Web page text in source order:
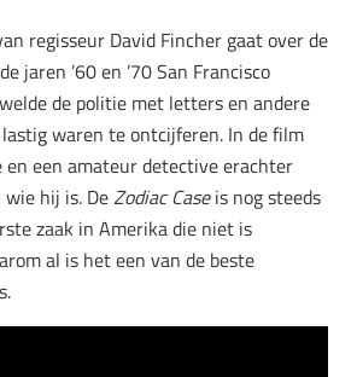
regisseur David Fincher gaat over de
jaren ’60 en ’70 San Francisco
de politie met letters en andere
waren te ontcijferen. In de film
en een amateur detective erachter
hij is. DeZodiac Caseis nog steeds
zaak in Amerika die niet is
al is het een van de beste